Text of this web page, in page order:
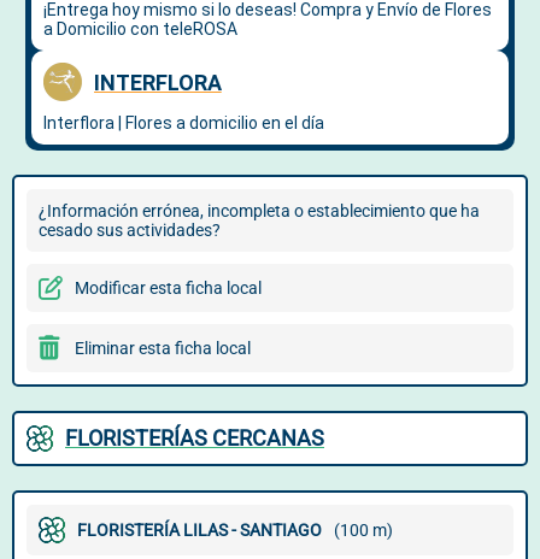
¿Información errónea, incompleta o establecimiento que ha
cesado sus actividades?
Modificar esta ficha local
Eliminar esta ficha local
FLORISTERÍAS CERCANAS
FLORISTERÍA LILAS - SANTIAGO (100 m)